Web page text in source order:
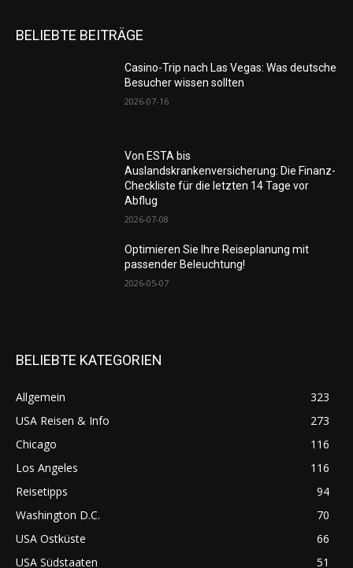
BELIEBTE BEITRÄGE
Casino-Trip nach Las Vegas: Was deutsche
Besucher wissen sollten
2026-07-16
Von ESTA bis
Auslandskrankenversicherung: Die Finanz-
Checkliste für die letzten 14 Tage vor
Abflug
2026-07-08
Optimieren Sie Ihre Reiseplanung mit
passender Beleuchtung!
2026-05-07
BELIEBTE KATEGORIEN
Allgemein
323
USA Reisen & Info
273
Chicago
116
Los Angeles
116
Reisetipps
94
Washington D.C.
70
USA Ostküste
66
USA Südstaaten
51